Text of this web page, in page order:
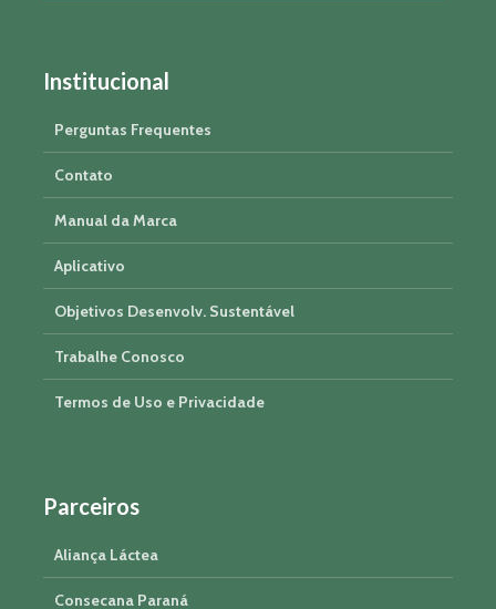
Institucional
Perguntas Frequentes
Contato
Manual da Marca
Aplicativo
Objetivos Desenvolv. Sustentável
Trabalhe Conosco
Termos de Uso e Privacidade
Parceiros
Aliança Láctea
Consecana Paraná